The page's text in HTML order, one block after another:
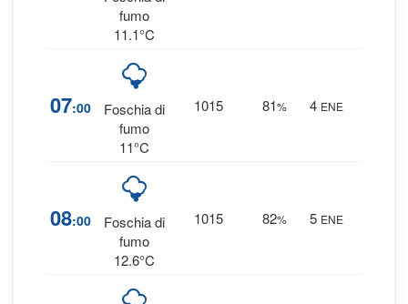
fumo
11.1°C
07:00
Foschia di
fumo
11°C
1015 81% 4 ENE
08:00
Foschia di
fumo
12.6°C
1015 82% 5 ENE